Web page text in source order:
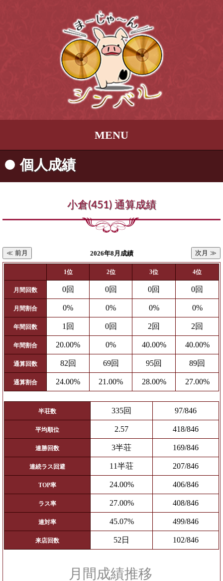
MENU
個人成績
小倉(451) 通算成績
≪ 前月 2026年8月成績 次月 ≫
1位 2位 3位 4位
月間回数 0回 0回 0回 0回
月間割合 0% 0% 0% 0%
年間回数 1回 0回 2回 2回
年間割合 20.00% 0% 40.00% 40.00%
通算回数 82回 69回 95回 89回
通算割合 24.00% 21.00% 28.00% 27.00%
半荘数 335回 97/846
平均順位 2.57 418/846
連勝回数 3半荘 169/846
連続ラス回避 11半荘 207/846
TOP率 24.00% 406/846
ラス率 27.00% 408/846
連対率 45.07% 499/846
来店回数 52日 102/846